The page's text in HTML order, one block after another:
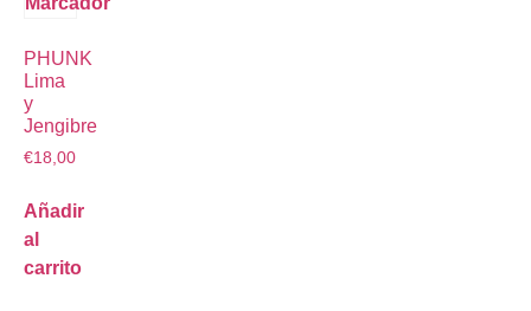
PHUNK
Lima
y
Jengibre
€18,00
Añadir
al
carrito